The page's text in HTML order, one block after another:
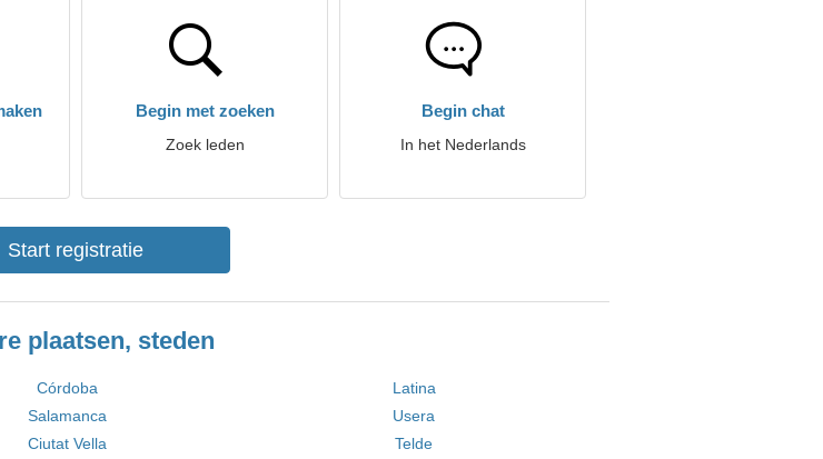
Begin met zoeken
Zoek leden
Begin chat
In het Nederlands
Start registratie
plaatsen, steden
Córdoba
Latina
Salamanca
Usera
Ciutat Vella Telde